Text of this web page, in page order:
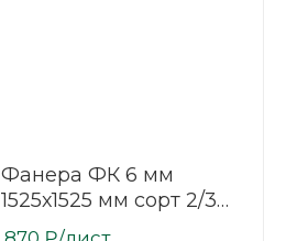
Фанера ФК 6 мм
1525х1525 мм сорт 2/3
шлифованная